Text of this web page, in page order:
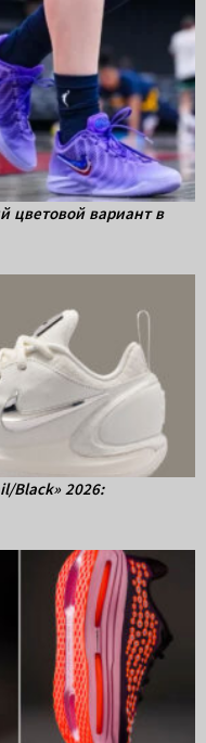
цветовой вариант в
Black» 2026: